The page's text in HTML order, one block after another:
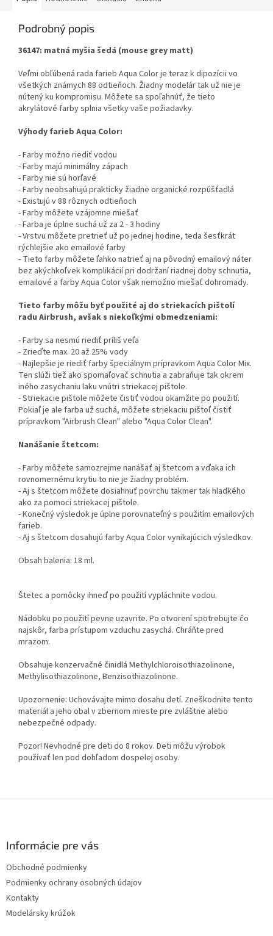
Podrobný popis
36147: matná myšia šedá (mouse grey matt)
Veľmi obľúbená rada farieb Aqua Color je teraz k dipozícii vo
všetkých známych 88 odtieňoch. Žiadny modelár tak už nie je
nútený ku kompromisu. Môžete sa spoľahnúť, že tieto
akrylátové farby splnia všetky vaše požiadavky.
Výhody farieb Aqua Color:
- Farby možno riediť vodou
- Farby majú minimálny zápach
- Farby nie sú horľavé
- Farby neobsahujú prakticky žiadne organické rozpúšťadlá
- Existujú v 88 rôznych odtieňoch
- Farby môžete vzájomne miešať
- Farba je úplne suchá už za 2 - 3 hodiny
- Vrstvu môžete pretrieť už po jednej hodine, teda šesťkrát
rýchlejšie ako emailové farby
- Tieto farby môžete ľahko natrieť aj na pôvodný emailový náter
bez akýchkoľvek komplikácií pri dodržaní riadnej doby schnutia,
emailové a farby Aqua Color však nemožno miešať dohromady.
Tieto farby môžu byť použité aj do striekacích pištolí
radu Airbrush, avšak s niekoľkými obmedzeniami:
- Farby sa nesmú riediť príliš veľa
- Zrieďte max. 20 až 25% vody
- Najlepšie je riediť farby špeciálnym prípravkom Aqua Color Mix.
Ten slúži tiež ako spomaľovač schnutia a zabraňuje tak okrem
iného zasychaniu laku vnútri striekacej pištole.
- Striekacie pištole môžete čistiť vodou okamžite po použití.
Pokiaľ je ale farba už suchá, môžete striekaciu pištoľ čistiť
prípravkom "Airbrush Clean" alebo "Aqua Color Clean".
Nanášanie štetcom:
- Farby môžete samozrejme nanášať aj štetcom a vďaka ich
rovnomernému krytiu to nie je žiadny problém.
- Aj s štetcom môžete dosiahnuť povrchu takmer tak hladkého
ako za pomoci striekacej pištole.
- Konečný výsledok je úplne porovnateľný s použitím emailových
farieb.
- Aj s štetcom dosahujú farby Aqua Color vynikajúcich výsledkov.
Obsah balenia: 18 ml.
Štetec a pomôcky ihneď po použití vypláchnite vodou.
Nádobku po použití pevne uzavrite. Po otvorení spotrebujte čo
najskôr, farba prístupom vzduchu zasychá. Chráňte pred
mrazom.
Obsahuje konzervačné činidlá Methylchloroisothiazolinone,
Methylisothiazolinone, Benzisothiazolinone.
Upozornenie: Uchovávajte mimo dosahu detí. Zneškodnite tento
materiál a jeho obal v zbernom mieste pre zvláštne alebo
nebezpečné odpady.
Pozor! Nevhodné pre deti do 8 rokov. Deti môžu výrobok
používať len pod dohľadom dospelej osoby.
Informácie pre vás
Obchodné podmienky
Podmienky ochrany osobných údajov
Kontakty
Modelársky krúžok